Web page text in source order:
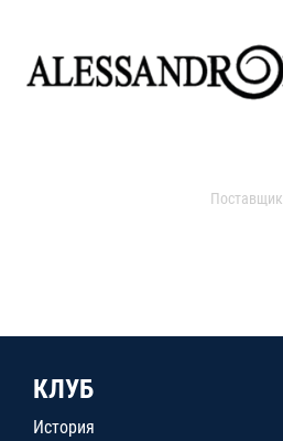
Поставщик
КЛУБ
История